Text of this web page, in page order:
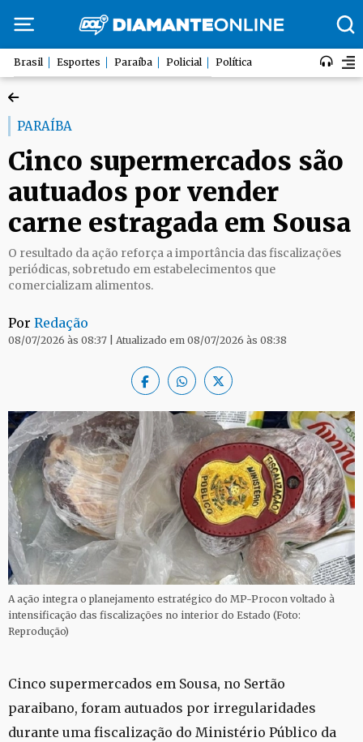
Brasil Esportes Paraíba Policial Política
PARAÍBA
Cinco supermercados são
autuados por vender
carne estragada em Sousa
O resultado da ação reforça a importância das fiscalizações
periódicas, sobretudo em estabelecimentos que
comercializam alimentos.
Por Redação
08/07/2026 às 08:37 | Atualizado em 08/07/2026 às 08:38
A ação integra o planejamento estratégico do MP-Procon voltado à
intensificação das fiscalizações no interior do Estado (Foto:
Reprodução)
Cinco supermercados em Sousa, no Sertão
paraibano, foram autuados por irregularidades
durante uma fiscalização do Ministério Público da